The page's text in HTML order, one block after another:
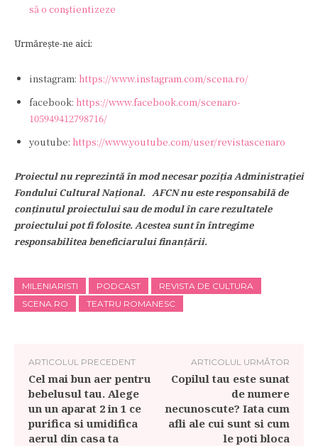
să o conştientizeze
Urmărește-ne aici:
instagram: https://www.instagram.com/scena.ro/
facebook: https://www.facebook.com/scenaro-
105949412798716/
youtube: https://www.youtube.com/user/revistascenaro
Proiectul nu reprezintă în mod necesar poziţia Administrației
Fondului Cultural Național. AFCN nu este responsabilă de
conținutul proiectului sau de modul în care rezultatele
proiectului pot fi folosite. Acestea sunt în întregime
responsabilitea beneficiarului finanțării.
MILENIARISTI PODCAST
REVISTA DE CULTURA
SCENA.RO
TEATRU ROMANESC
ARTICOLUL PRECEDENT
Cel mai bun aer pentru
bebelusul tau. Alege
un un aparat 2 in 1 ce
purifica si umidifica
aerul din casa ta
ARTICOLUL URMĂTOR
Copilul tau este sunat
de numere
necunoscute? Iata cum
afli ale cui sunt si cum
le poti bloca